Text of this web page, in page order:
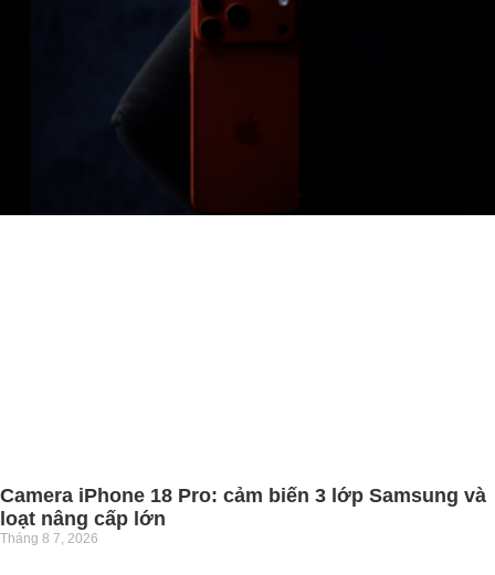
Camera iPhone 18 Pro: cảm biến 3 lớp Samsung và
loạt nâng cấp lớn
Tháng 8 7, 2026